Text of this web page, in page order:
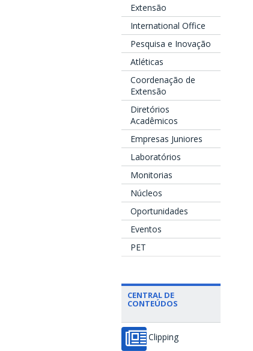
Extensão
International Office
Pesquisa e Inovação
Atléticas
Coordenação de
Extensão
Diretórios
Acadêmicos
Empresas Juniores
Laboratórios
Monitorias
Núcleos
Oportunidades
Eventos
PET
CENTRAL DE
CONTEÚDOS
Clipping